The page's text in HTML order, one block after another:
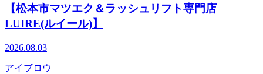
【松本市マツエク＆ラッシュリフト専門店
LUIRE(ルイール)】
2026.08.03
アイブロウ